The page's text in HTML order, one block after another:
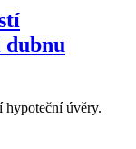
dubnu
hypoteční úvěry.